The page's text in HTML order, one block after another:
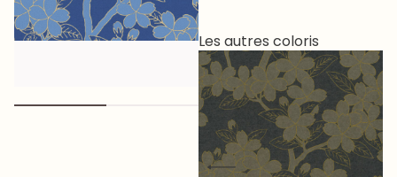
Les autres coloris